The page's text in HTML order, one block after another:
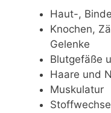
Haut-,
Knochen,
Gelenke
Blutgefäße
Haare und
Muskulatur